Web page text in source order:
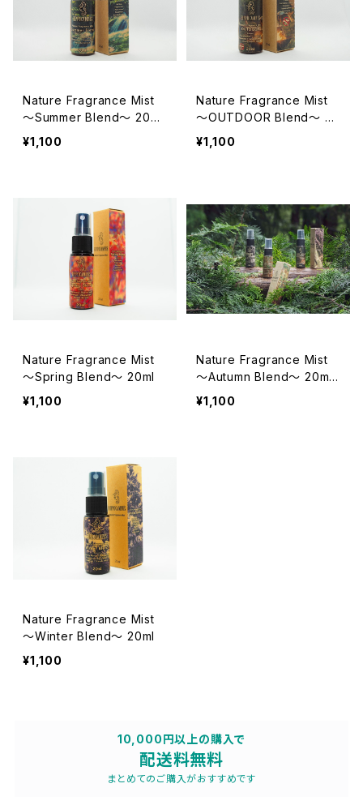
Nature Fragrance Mist
～Summer Blend～ 20ml
¥1,100
Nature Fragrance Mist
～OUTDOOR Blend～ 20
ml
¥1,100
Nature Fragrance Mist
～Spring Blend～ 20ml
¥1,100
Nature Fragrance Mist
～Autumn Blend～ 20ml
¥1,100
Nature Fragrance Mist
～Winter Blend～ 20ml
¥1,100
10,000円以上の購入で
配送料無料
まとめてのご購入がおすすめです